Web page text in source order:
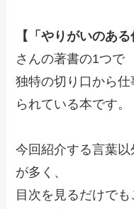
【 「やりがいのあ
さんの著書の1つで
独特の切り口から
られている本です。
今回紹介する言葉
が多く、
目次を見るだけで